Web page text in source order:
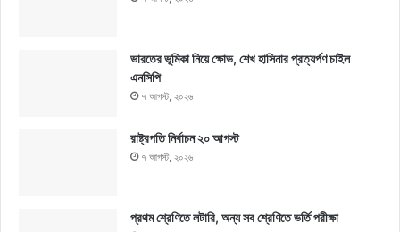
ভারতের ভূমিকা নিয়ে ক্ষোভ, শেখ হাসিনার প্রত্যর্পণ চাইল
এনসিপি
৭ আগস্ট, ২০২৬
রাষ্ট্রপতি নির্বাচন ২০ আগস্ট
৭ আগস্ট, ২০২৬
প্রথম শ্রেণিতে লটারি, অন্য সব শ্রেণিতে ভর্তি পরীক্ষা